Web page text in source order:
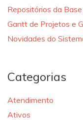
Repositórios da
Gantt de Projetos e
Novidades do
Categorias
Atendimento
Ativos